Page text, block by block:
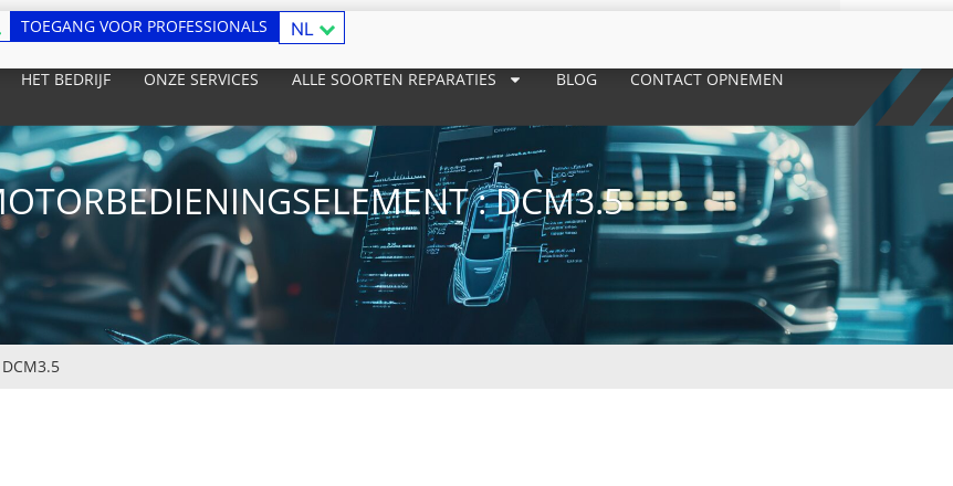
TOEGANG VOOR PROFESSIONALS NL
HET BEDRIJF ONZE SERVICES ALLE SOORTEN REPARATIES BLOG CONTACT OPNEMEN
: DCM3.5
DCM3.5